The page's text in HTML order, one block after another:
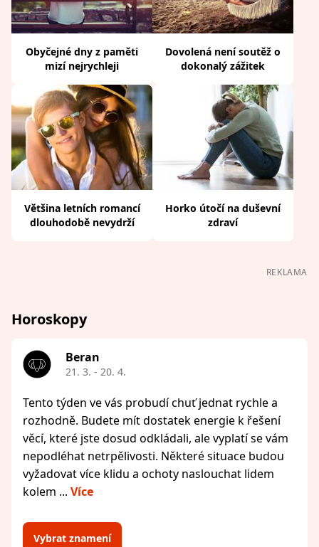
Obyčejné dny z paměti
mizí nejrychleji
Dovolená není soutěž o
dokonalý zážitek
Většina letních romancí
dlouhodobě nevydrží
Horko útočí na duševní
zdraví
REKLAMA
Horoskopy
Beran
21. 3. - 20. 4.
Tento týden ve vás probudí chuť jednat rychle a
rozhodně. Budete mít dostatek energie k řešení
věcí, které jste dosud odkládali, ale vyplatí se vám
nepodléhat netrpělivosti. Některé situace budou
vyžadovat více klidu a ochoty naslouchat lidem
kolem ... Více
Vybrat znamení